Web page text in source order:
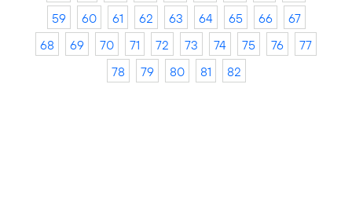
59
60 61 62 63 64 65 66
67
68
69 70 71 72 73 74 75 76
77
78
79 80 81 82